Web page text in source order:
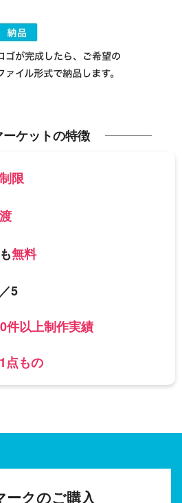
ーケットの特徴
限
無料
／5
件以上制作実績
1点もの
ークのご購入